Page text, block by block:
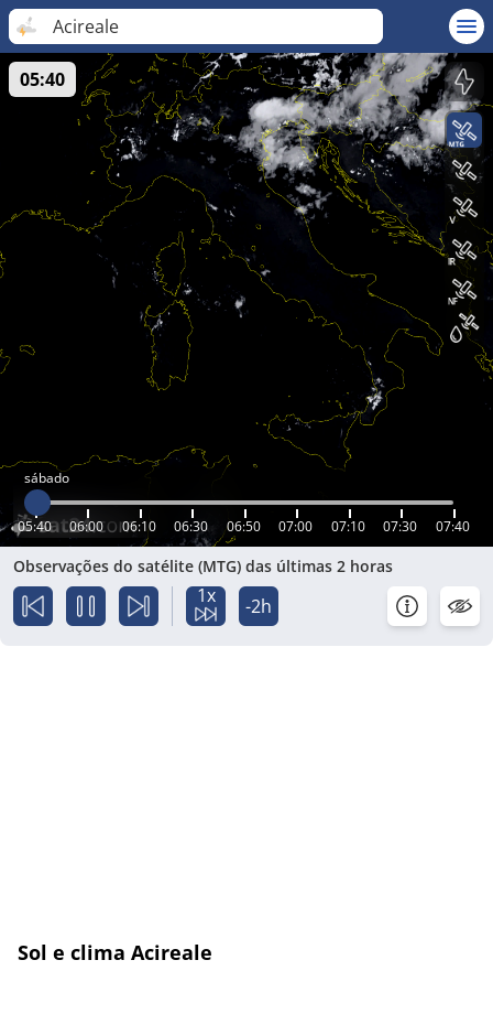
Acireale
sábado
05:40 06:00 06:10 06:30 06:50 07:00 07:10 07:30 07:40
05:40
Observações do satélite (MTG) das últimas 2 horas
1x -2h
Sol e clima Acireale